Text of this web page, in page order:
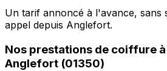
Un tarif annoncé à l'avance, sans
appel depuis Anglefort.
Nos prestations de coiffure
Anglefort (01350)